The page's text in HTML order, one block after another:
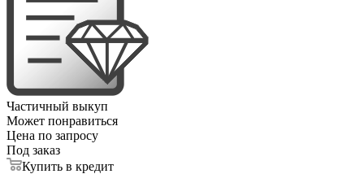
Частичный выкуп
Может понравиться
Цена по запросу
Под заказ
Купить в кредит